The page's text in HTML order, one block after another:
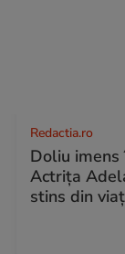
Redactia.ro
Doliu
Actrița
stins din